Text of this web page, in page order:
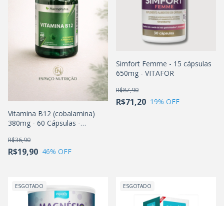
Vitamina B12 (cobalamina)
380mg - 60 Cápsulas -
R$19,90
R$36,90
46% OFF
Simfort Femme - 15 cápsulas
650mg - VITAFOR
R$71,20
R$87,90
19% OFF
ESGOTADO ESGOTADO